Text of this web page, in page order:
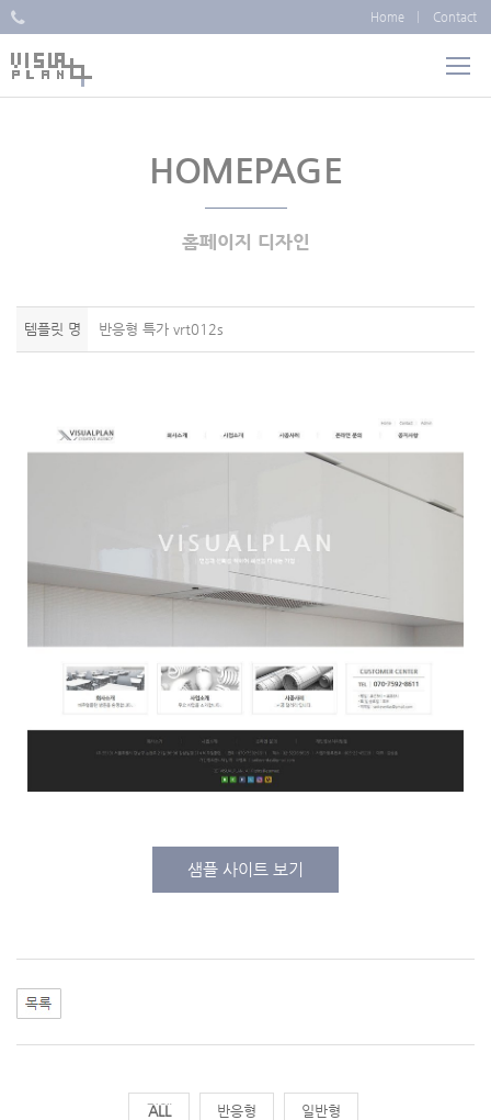
Home Contact
HOMEPAGE
홈페이지 디자인
템플릿 명 반응형 특가 vrt012s
샘플 사이트 보기
전체 반응형 일반형